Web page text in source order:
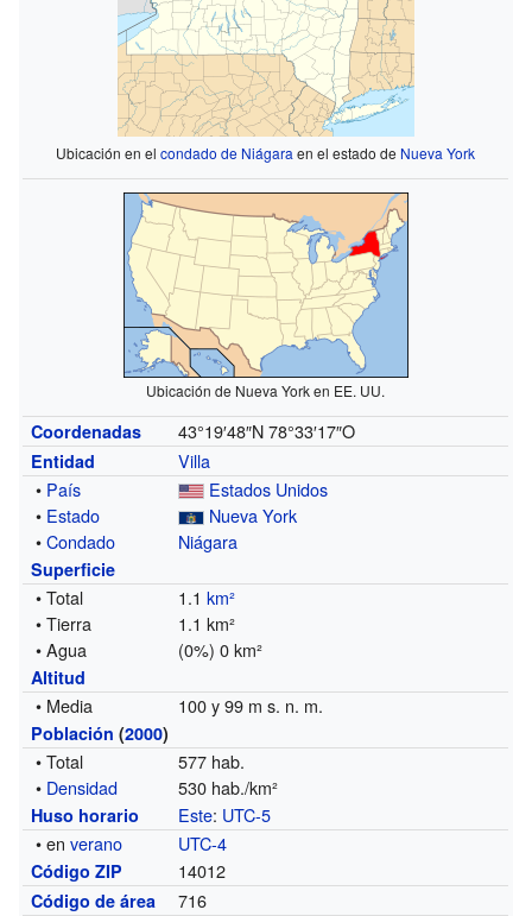
Ubicación en elcondado de Niágara en el estado de Nueva York
Ubicación de Nueva York en EE. UU.
Coordenadas 43°19′48″N 78°33′17″O
Entidad
Villa
• País
Estados Unidos
• Estado
Nueva York
•Condado Niágara
Superficie
• Total 1.1km²
• Tierra
1.1 km²
• Agua
(0%) 0 km²
Altitud
• Media 100 y 99 m s. n. m.
Población (2000)
• Total
577 hab.
• Densidad 530 hab./km²
Huso horario Este: UTC-5
• enverano UTC-4
Código ZIP 14012
Código de área 716